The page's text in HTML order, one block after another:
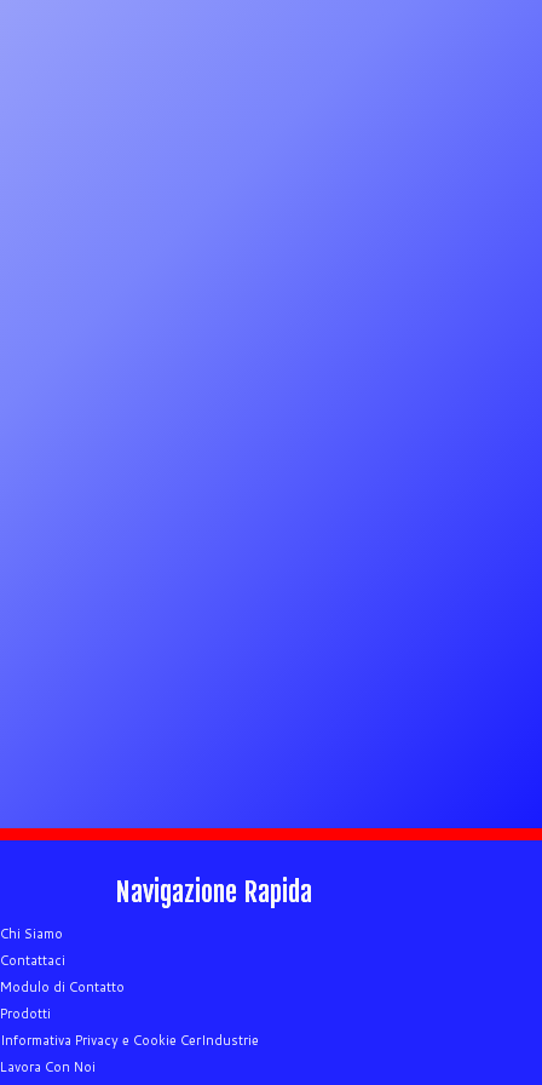
Navigazione Rapida
Chi Siamo
Contattaci
Modulo di Contatto
Prodotti
Informativa Privacy e Cookie CerIndustrie
Lavora Con Noi